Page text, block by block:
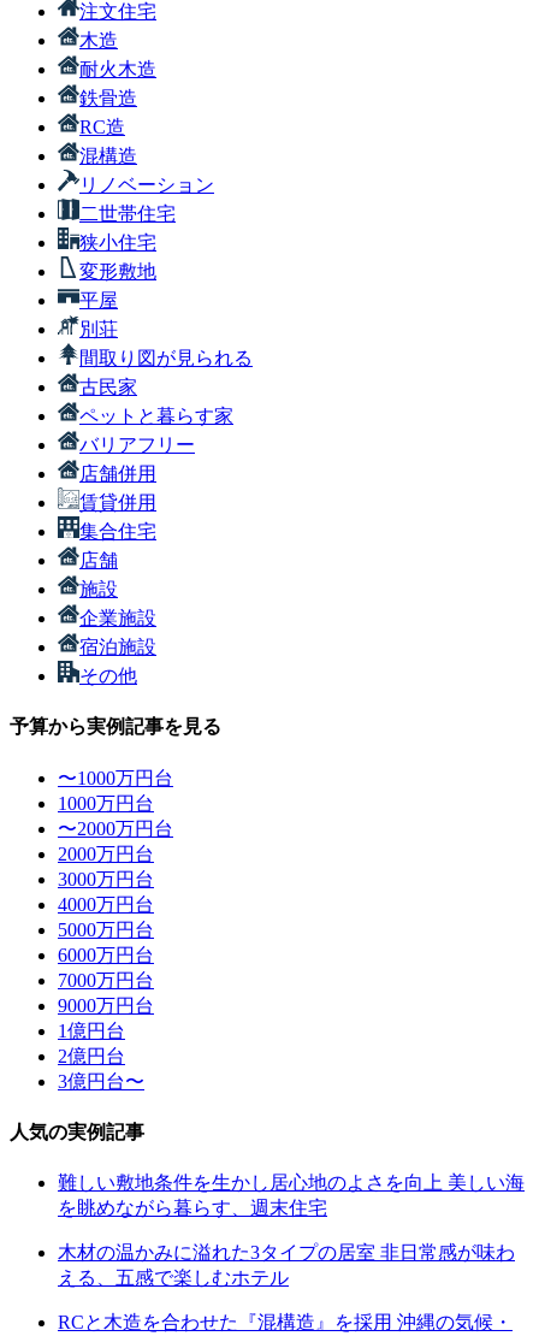
注文住宅
木造
耐火木造
鉄骨造
RC造
混構造
リノベーション
二世帯住宅
狭小住宅
変形敷地
平屋
別荘
間取り図が見られる
古民家
ペットと暮らす家
バリアフリー
店舗併用
賃貸併用
集合住宅
店舗
施設
企業施設
宿泊施設
その他
予算から実例記事を見る
〜1000万円台
1000万円台
〜2000万円台
2000万円台
3000万円台
4000万円台
5000万円台
6000万円台
7000万円台
9000万円台
1億円台
2億円台
3億円台〜
人気の実例記事
難しい敷地条件を生かし居心地のよさを向上 美しい海
を眺めながら暮らす、週末住宅
木材の温かみに溢れた3タイプの居室 非日常感が味わ
える、五感で楽しむホテル
RCと木造を合わせた『混構造』を採用 沖縄の気候・